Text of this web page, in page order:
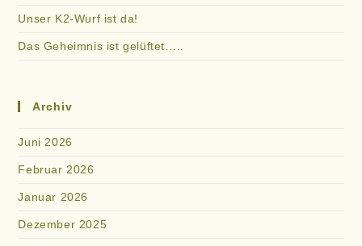
Unser K2-Wurf ist da!
Das Geheimnis ist gelüftet…..
Archiv
Juni 2026
Februar 2026
Januar 2026
Dezember 2025